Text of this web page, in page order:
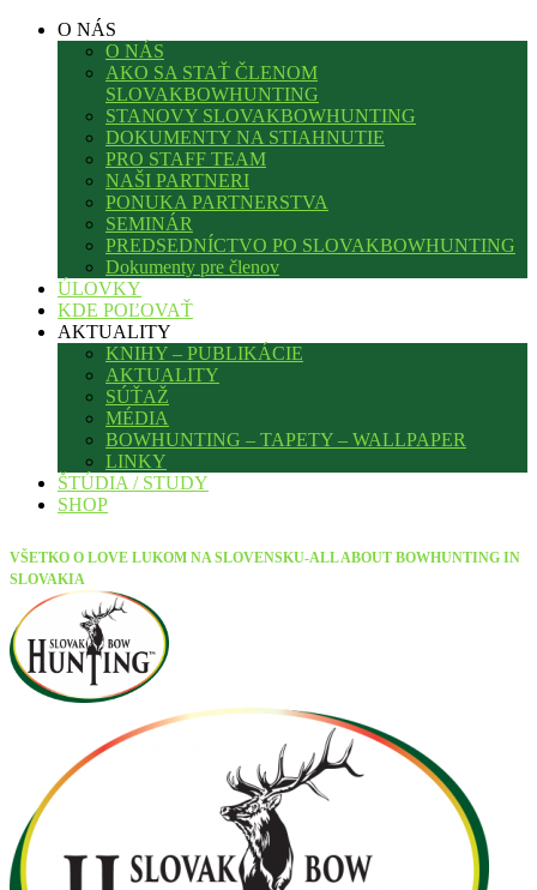
O NÁS
O NÁS
AKO SA STAŤ ČLENOM
SLOVAKBOWHUNTING
STANOVY SLOVAKBOWHUNTING
DOKUMENTY NA STIAHNUTIE
PRO STAFF TEAM
NAŠI PARTNERI
PONUKA PARTNERSTVA
SEMINÁR
PREDSEDNÍCTVO PO SLOVAKBOWHUNTING
Dokumenty pre členov
ÚLOVKY
KDE POĽOVAŤ
AKTUALITY
KNIHY – PUBLIKÁCIE
AKTUALITY
SÚŤAŽ
MÉDIA
BOWHUNTING – TAPETY – WALLPAPER
LINKY
ŠTÚDIA / STUDY
SHOP
VŠETKO O LOVE LUKOM NA SLOVENSKU-ALL ABOUT BOWHUNTING IN
SLOVAKIA